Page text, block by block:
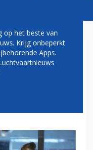
op het beste van
Krijg onbeperkt
Apps.